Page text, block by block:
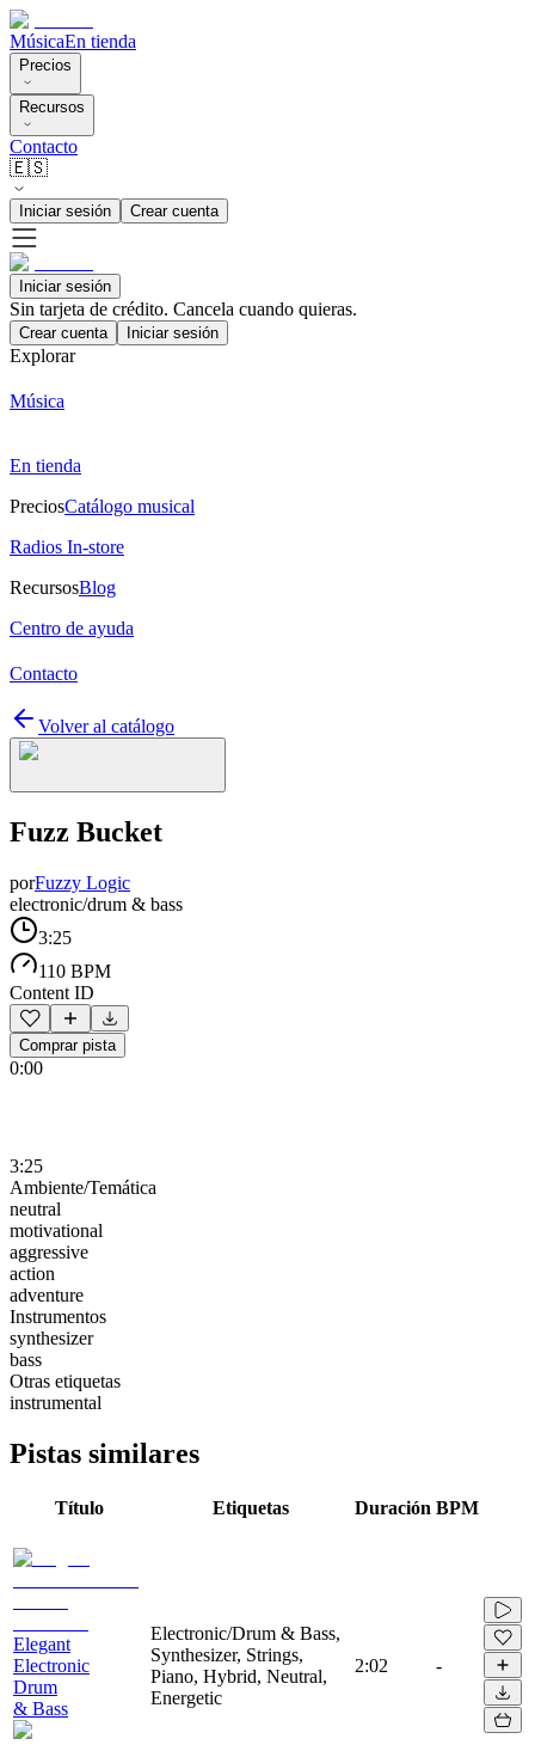
MúsicaEn tienda
Precios
Recursos
Contacto
🇪🇸
Iniciar sesión Crear cuenta
Iniciar sesión
Sin tarjeta de crédito. Cancela cuando quieras.
Crear cuenta Iniciar sesión
Explorar
Música
En tienda
PreciosCatálogo musical
Radios In-store
RecursosBlog
Centro de ayuda
Contacto
Volver al catálogo
Fuzz Bucket
porFuzzy Logic
electronic/drum & bass
3:25
110 BPM
Content ID
Comprar pista
0:00
3:25
Ambiente/Temática
neutral
motivational
aggressive
action
adventure
Instrumentos
synthesizer
bass
Otras etiquetas
instrumental
Pistas similares
Título Etiquetas Duración BPM
Elegant
Electronic
Drum
& Bass
Electronic/Drum & Bass,
Synthesizer, Strings,
Piano, Hybrid, Neutral,
Energetic
2:02 -